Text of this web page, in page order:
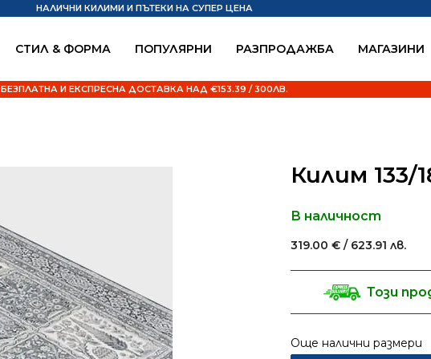
СТИЛ & ФОРМА ПОПУЛЯРНИ РАЗПРОДАЖБА MАГАЗИНИ
НАЛИЧНИ КИЛИМИ И ПЪТЕКИ НА СУПЕР ЦЕНА
БЕЗПЛАТНА И ЕКСПРЕСНА ДОСТАВКА НАД €153.39 / 300ЛВ.
Килим 133/
В наличност
319.00€ / 623.91 лв.
Този
Още налични размери